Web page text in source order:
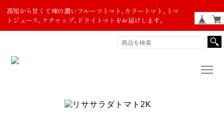
高知から甘くて味の濃いフルーツトマト､カラートマト､トマ
トジュース､ケチャップ､ドライトマトをお届けします。